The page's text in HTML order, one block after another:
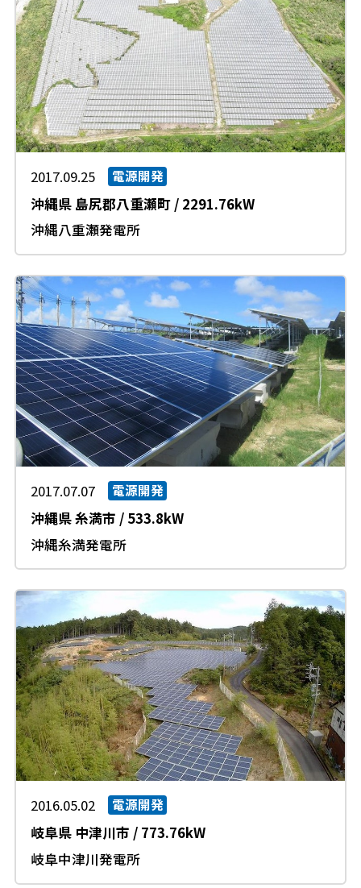
2017.09.25 電源開発
沖縄県 島尻郡八重瀬町/ 2291.76kW
沖縄八重瀬発電所
2017.07.07 電源開発
沖縄県糸満市 / 533.8kW
沖縄糸満発電所
2016.05.02 電源開発
岐阜県 中津川市 / 773.76kW
岐阜中津川発電所